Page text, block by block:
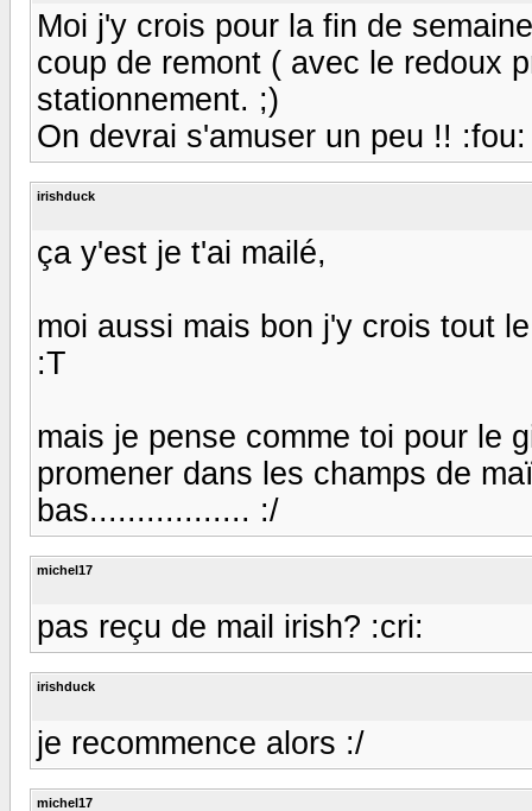
Moi j'y crois pour la fin de
coup de remont ( avec le redoux
stationnement. ;)
On devrai s'amuser un peu !! :fou:
irishduck
ça y'est je t'ai mailé,
moi aussi mais bon j'y crois tout
:T
mais je pense comme toi pour le
promener dans les champs de
bas................. :/
michel17
pas reçu de mail irish? :cri:
irishduck
je recommence alors :/
michel17